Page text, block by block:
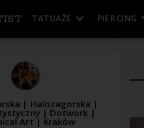
TATUAŻE PIERCING
| Halozagorska |
| Dotwork |
Art | Kraków